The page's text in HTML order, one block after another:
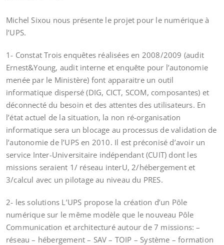
Michel Sixou nous présente le projet pour le numérique à
l’UPS.
1- Constat Trois enquêtes réalisées en 2008/2009 (audit
Ernest&Young, audit interne et enquête pour l’autonomie
menée par le Ministère) font apparaitre un outil
informatique dispersé (DIG, CICT, SCOM, composantes) et
déconnecté du besoin et des attentes des utilisateurs. En
l’état actuel de la situation, la non ré-organisation
informatique sera un blocage au processus de validation de
l’autonomie de l’UPS en 2010. Il est préconisé d’avoir un
service Inter-Universitaire indépendant (CUIT) dont les
missions seraient 1/ réseau interU, 2/hébergement et
3/calcul avec un pilotage au niveau du PRES.
2- les solutions L’UPS propose la création d’un Pôle
numérique sur le même modèle que le nouveau Pôle
Communication et architecturé autour de 7 missions: –
réseau – hébergement – SAV – TOIP – Système – formation